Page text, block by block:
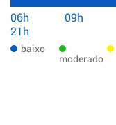
06h 09h
21h
baixo
moderado